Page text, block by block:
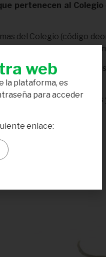
pertenecen al Colegio
del Colegio (código
de Gobierno o sus
, así como
a los plazos,
web
la plataforma, es
para acceder
enlace: